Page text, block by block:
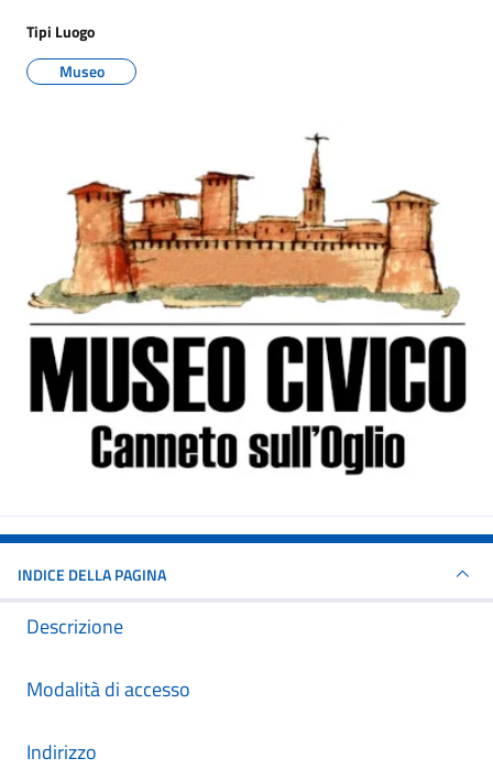
Tipi Luogo
Museo
INDICE DELLA PAGINA
Descrizione
Modalità di accesso
Indirizzo